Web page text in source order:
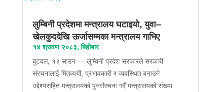
लुम्बिनी प्रदेशमा मन्त्रालय घटाइयो, युवा–
खेलकुददेखि ऊर्जासम्मका मन्त्रालय गाभिए
१४ श्रावण २०८३, बिहीबार
बुटवल, १३ साउन — लुम्बिनी प्रदेश सरकारले सरकारी
संरचनालाई मितव्ययी, प्रभावकारी र व्यवस्थित बनाउने
उद्देश्यसहित मन्त्रालयको पुनर्संरचना गर्दै मन्त्रालयको संख्या